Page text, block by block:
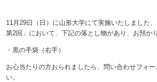
11月29日（日）に山形大学にて実施いたしました
第2回」において、下記の落とし物があり、お預か
・黒の手袋（右手）
お心当たりの方おられましたら、問い合わせフォ
い。